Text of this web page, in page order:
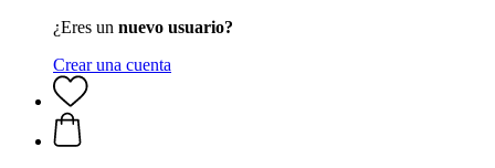
¿Eres un nuevo usuario?
Crear una cuenta